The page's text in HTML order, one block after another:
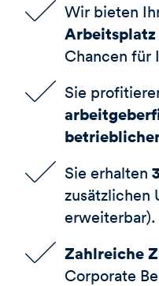
Wir bieten
Arbeitsplatz
Chancen für
Sie
Sie erhalten
zusätzlichen
erweiterbar).
Zahlreiche
Corporate